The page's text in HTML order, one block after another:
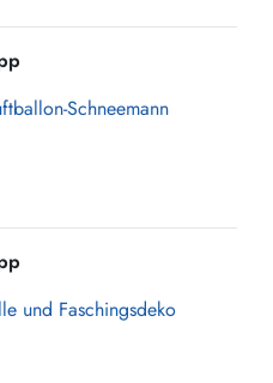
Schneemann
und Faschingsdeko